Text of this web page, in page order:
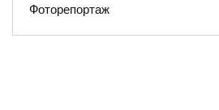
Фоторепортаж